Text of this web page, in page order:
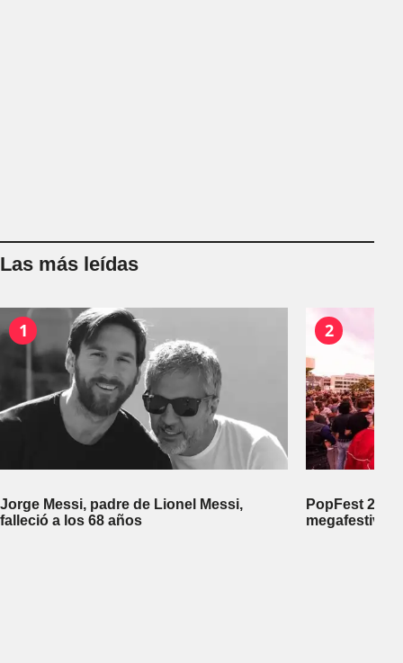
Las más leídas
1
Jorge Messi, padre de Lionel Messi,
falleció a los 68 años
2
PopFest
megafestival